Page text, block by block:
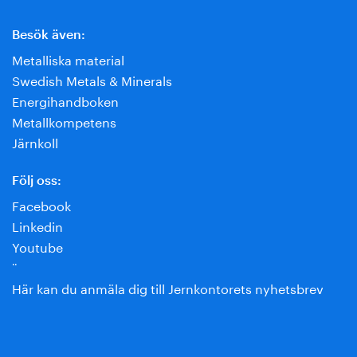
Besök även:
Metalliska material
Swedish Metals & Minerals
Energihandboken
Metallkompetens
Järnkoll
Följ oss:
Facebook
Linkedin
Youtube
¨
Här kan du anmäla dig till Jernkontorets nyhetsbrev